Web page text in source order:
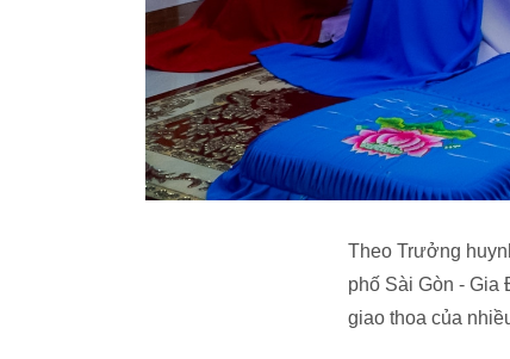
Theo Trưởng
phố Sài Gòn - Gia
giao thoa của